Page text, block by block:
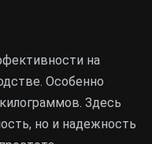
на
Особенно
Здесь
но и надежность